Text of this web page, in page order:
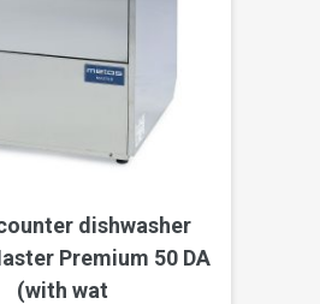
dishwasher
Premium 50 DA
(with wat